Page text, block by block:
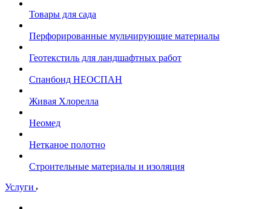
Товары для сада
Перфорированные мульчирующие материалы
Геотекстиль для ландшафтных работ
Спанбонд НЕОСПАН
Живая Хлорелла
Нeомед
Нетканое полотно
Строительные материалы и изоляция
Услуги